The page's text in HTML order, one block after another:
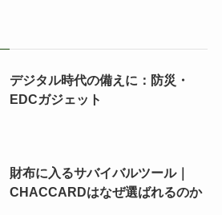
デジタル時代の備えに：防災・
EDCガジェット
財布に入るサバイバルツール｜
CHACCARDはなぜ選ばれるのか